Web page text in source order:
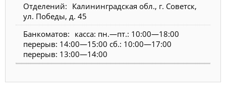
Калининградская обл., г. Советск,
ул. Победы, д. 45
касса: пн.—пт.: 10:00—18:00
перерыв: 14:00—15:00 сб.: 10:00—17:00
перерыв: 13:00—14:00